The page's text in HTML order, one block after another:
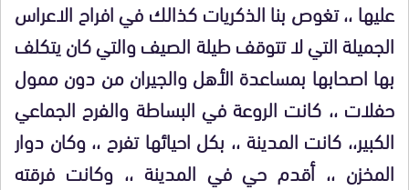
عليها ،، تغوص بنا الذكريات كذالك في افراح الاعراس
الجميلة التي لا تتوقف طيلة الصيف والتي كان يتكلف
بها اصحابها بمساعدة الأهل والجيران من دون ممول
حفلات ،، كانت الروعة في البساطة والفرح الجماعي
الكبير،، كانت المدينة ،، بكل احيائها تفرح ،، وكان دوار
المخزن ،، أقدم حي في المدينة ،، وكانت فرقته